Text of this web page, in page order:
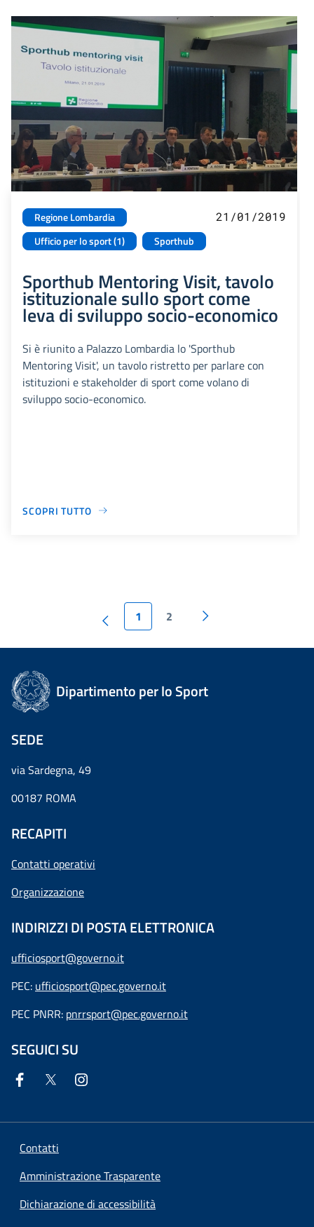
Regione Lombardia
Ufficio per lo sport (1)
Sporthub
21/01/2019
Sporthub Mentoring Visit, tavolo
istituzionale sullo sport come
leva di sviluppo socio-economico
Si è riunito a Palazzo Lombardia lo 'Sporthub
Mentoring Visit', un tavolo ristretto per parlare con
istituzioni e stakeholder di sport come volano di
sviluppo socio-economico.
SCOPRI TUTTO
1 2
Dipartimento per lo Sport
SEDE
via Sardegna, 49
00187 ROMA
RECAPITI
Contatti operativi
Organizzazione
INDIRIZZI DI POSTA ELETTRONICA
ufficiosport@governo.it
PEC: ufficiosport@pec.governo.it
PEC PNRR: pnrrsport@pec.governo.it
SEGUICI SU
Contatti
Amministrazione Trasparente
Dichiarazione di accessibilità